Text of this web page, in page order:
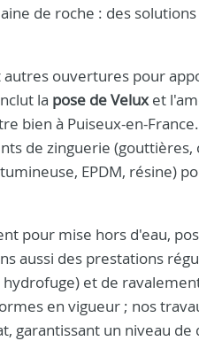
de roche : des
ouvertures pour
la pose de Veluxet
bien à Puiseux-en-
de zinguerie (gouttières,
EPDM, résine)
pour mise hors d'eau,
aussi des prestations
et de
en vigueur ; nos
garantissant un niveau